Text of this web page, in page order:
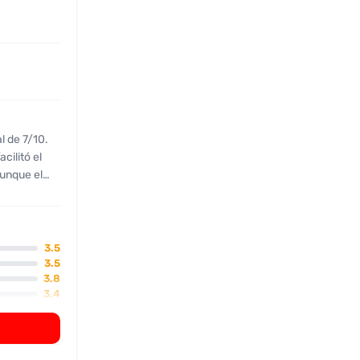
de 7/10.
el
el
se
pero el
y que no
el
3.5
3.5
3.8
3.4